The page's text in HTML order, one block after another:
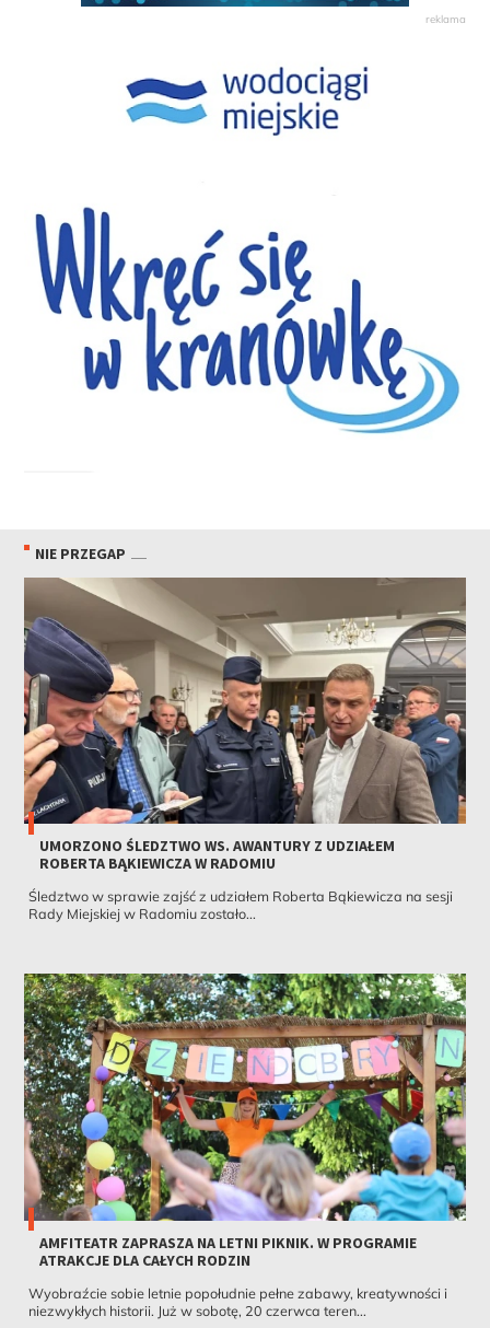
NIE PRZEGAP
UMORZONO ŚLEDZTWO WS. AWANTURY Z UDZIAŁEM
ROBERTA BĄKIEWICZA W RADOMIU
Śledztwo w sprawie zajść z udziałem Roberta Bąkiewicza na sesji
Rady Miejskiej w Radomiu zostało...
AMFITEATR ZAPRASZA NA LETNI PIKNIK. W PROGRAMIE
ATRAKCJE DLA CAŁYCH RODZIN
Wyobraźcie sobie letnie popołudnie pełne zabawy, kreatywności i
niezwykłych historii. Już w sobotę, 20 czerwca teren...